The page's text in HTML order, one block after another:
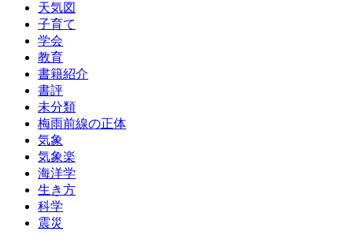
天気図
子育て
学会
教育
書籍紹介
書評
未分類
梅雨前線の正体
気象
気象楽
海洋学
生き方
科学
震災